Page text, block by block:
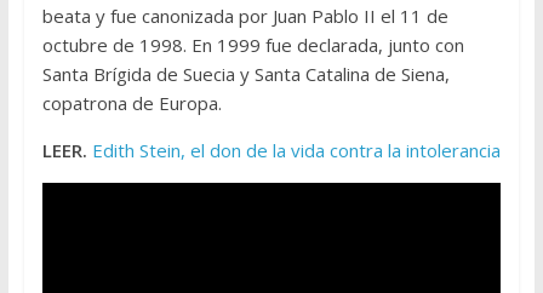
beata y fue canonizada por Juan Pablo II el 11 de
octubre de 1998. En 1999 fue declarada, junto con
Santa Brígida de Suecia y Santa Catalina de Siena,
copatrona de Europa.
LEER. Edith Stein, el don de la vida contra la intolerancia